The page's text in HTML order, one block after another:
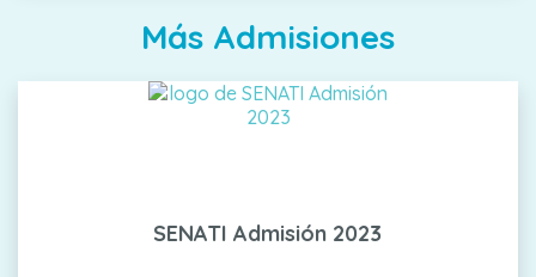
Más Admisiones
SENATI Admisión 2023